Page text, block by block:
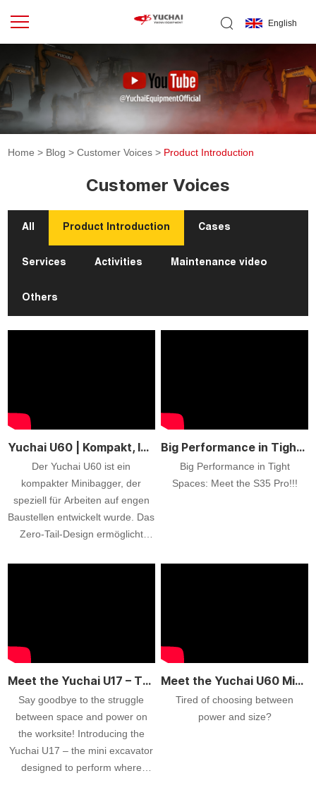
English
Home > Blog >Customer Voices > Product Introduction
Customer Voices
All Product Introduction Cases
Services Activities Maintenance video
Others
Yuchai U60 | Kompakt, leistungsstark und vielseitig
Der Yuchai U60 ist ein
kompakter Minibagger, der
speziell für Arbeiten auf engen
Baustellen entwickelt wurde. Das
Zero-Tail-Design ermöglicht
und hohe Effizienz im täglichen
Big Performance in Tight Spaces: Meet the S35 Pro
Big Performance in Tight
Spaces: Meet the S35 Pro!!!
Meet the Yuchai U17 – The Compact Powerhouse Built for Your Toughest Jobs!
Say goodbye to the struggle
between space and power on
the worksite! Introducing the
Yuchai U17 – the mini excavator
designed to perform where
Meet the Yuchai U60 Mini Excavator – Your Ultimate Compact Power Partner!
Tired of choosing between
power and size?